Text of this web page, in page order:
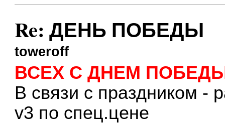
Re: ДЕНЬ ПОБЕДЫ
toweroff
ВСЕХ С ДНЕМ
В связи с праздником -
v3 по спец.цене